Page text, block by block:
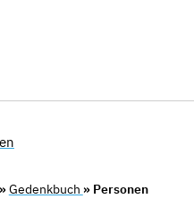
»Gedenkbuch » Personen